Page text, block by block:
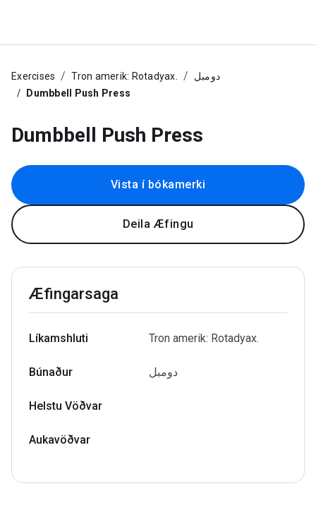
Exercises Tron amerik: Rotadyax.
دومبل
Dumbbell Push Press
Dumbbell Push Press
Vista í bókamerki
Deila Æfingu
Æfingarsaga
Líkamshluti Tron amerik: Rotadyax.
Búnaður دومبل
Helstu Vöðvar
Aukavöðvar